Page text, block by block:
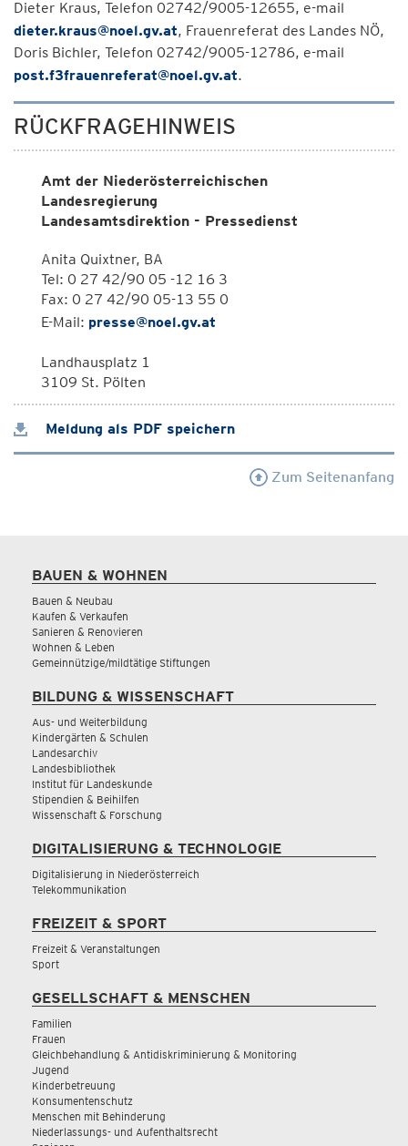
Dieter Kraus, Telefon 02742/9005-12655, e-mail
dieter.kraus@noel.gv.at, Frauenreferat des Landes NÖ,
Doris Bichler, Telefon 02742/9005-12786, e-mail
post.f3frauenreferat@noel.gv.at.
RÜCKFRAGEHINWEIS
Amt der Niederösterreichischen
Landesregierung
Landesamtsdirektion - Pressedienst
Anita Quixtner, BA
Tel: 0 27 42/90 05 -12 16 3
Fax: 0 27 42/90 05-13 55 0
E-Mail: presse@noel.gv.at
Landhausplatz 1
3109 St. Pölten
Meldung als PDF speichern
Zum Seitenanfang
BAUEN & WOHNEN
Bauen & Neubau
Kaufen & Verkaufen
Sanieren & Renovieren
Wohnen & Leben
Gemeinnützige/mildtätige Stiftungen
BILDUNG & WISSENSCHAFT
Aus- und Weiterbildung
Kindergärten & Schulen
Landesarchiv
Landesbibliothek
Institut für Landeskunde
Stipendien & Beihilfen
Wissenschaft & Forschung
DIGITALISIERUNG & TECHNOLOGIE
Digitalisierung in Niederösterreich
Telekommunikation
FREIZEIT & SPORT
Freizeit & Veranstaltungen
Sport
GESELLSCHAFT & MENSCHEN
Familien
Frauen
Gleichbehandlung & Antidiskriminierung & Monitoring
Jugend
Kinderbetreuung
Konsumentenschutz
Menschen mit Behinderung
Niederlassungs- und Aufenthaltsrecht